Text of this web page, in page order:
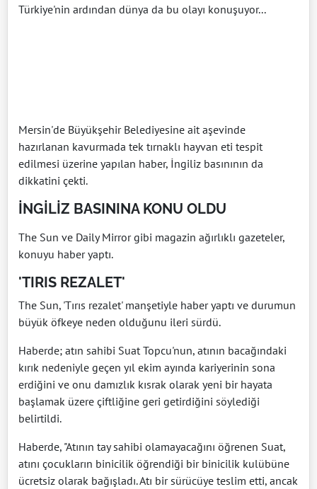
Türkiye'nin ardından dünya da bu olayı konuşuyor...
Mersin'de Büyükşehir Belediyesine ait aşevinde
hazırlanan kavurmada tek tırnaklı hayvan eti tespit
edilmesi üzerine yapılan haber, İngiliz basınının da
dikkatini çekti.
İNGİLİZ BASININA KONU OLDU
The Sun ve Daily Mirror gibi magazin ağırlıklı gazeteler,
konuyu haber yaptı.
'TIRIS REZALET'
The Sun, 'Tırıs rezalet' manşetiyle haber yaptı ve durumun
büyük öfkeye neden olduğunu ileri sürdü.
Haberde; atın sahibi Suat Topcu'nun, atının bacağındaki
kırık nedeniyle geçen yıl ekim ayında kariyerinin sona
erdiğini ve onu damızlık kısrak olarak yeni bir hayata
başlamak üzere çiftliğine geri getirdiğini söylediği
belirtildi.
Haberde, "Atının tay sahibi olamayacağını öğrenen Suat,
atını çocukların binicilik öğrendiği bir binicilik kulübüne
ücretsiz olarak bağışladı. Atı bir sürücüye teslim etti, ancak